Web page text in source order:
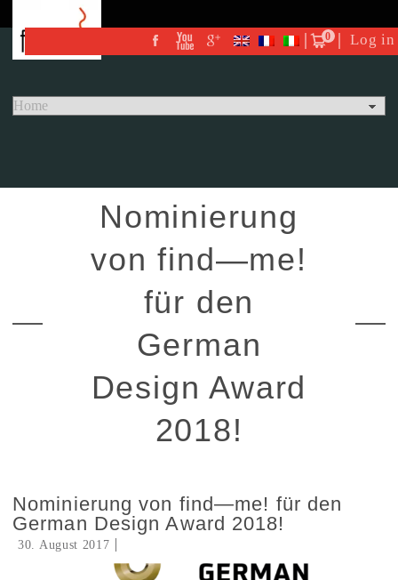
0 Log in
Nominierung
von find—me!
für den
German
Design Award
2018!
Nominierung von find—me! für den
German Design Award 2018!
30. August 2017